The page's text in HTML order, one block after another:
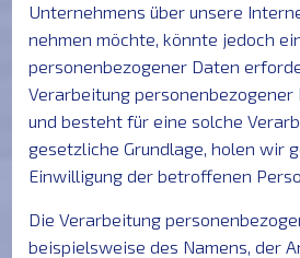
Unternehmens über unsere
nehmen möchte, könnte jedoch
personenbezogener Daten
Verarbeitung
und besteht für eine solche
gesetzliche Grundlage, holen wir
Einwilligung der betroffenen
Die Verarbeitung
beispielsweise des Namens, der